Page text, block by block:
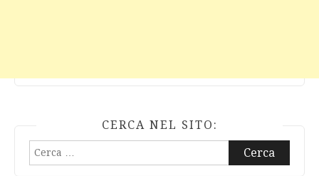
CERCA NEL SITO:
Ricerca
per: